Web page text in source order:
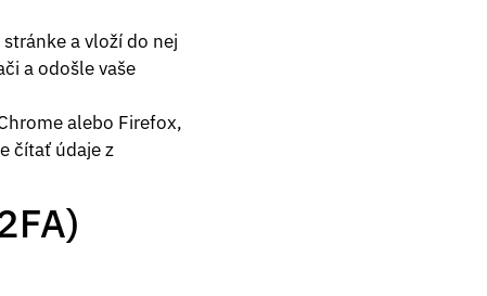
a vloží do nej
a odošle vaše
alebo Firefox,
čítať údaje z